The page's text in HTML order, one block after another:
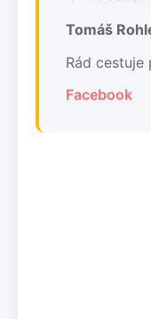
Tomáš
Rád cestuje
Facebook